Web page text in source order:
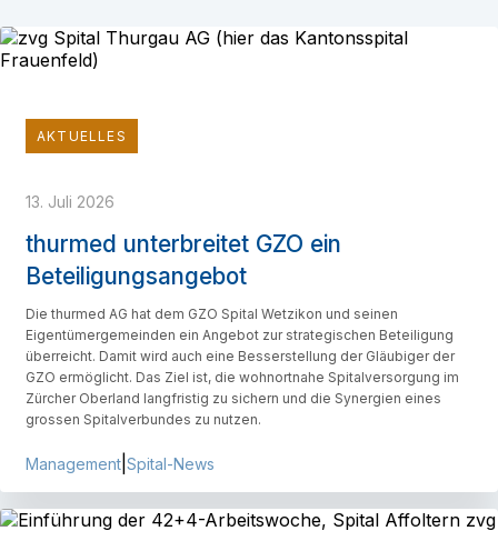
AKTUELLES
13. Juli 2026
thurmed unterbreitet GZO ein
Beteiligungsangebot
Die thurmed AG hat dem GZO Spital Wetzikon und seinen
Eigentümergemeinden ein Angebot zur strategischen Beteiligung
überreicht. Damit wird auch eine Besserstellung der Gläubiger der
GZO ermöglicht. Das Ziel ist, die wohnortnahe Spitalversorgung im
Zürcher Oberland langfristig zu sichern und die Synergien eines
grossen Spitalverbundes zu nutzen.
Management Spital-News